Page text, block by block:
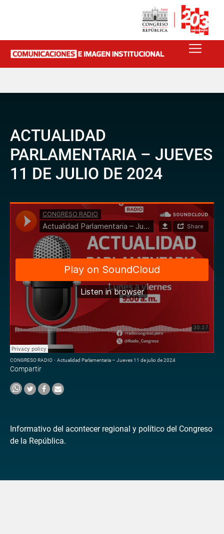
ACTUALIDAD
PARLAMENTARIA – JUEVES
11 DE JULIO DE 2024
CONGRESO RADIO · Actualidad Parlamentaria – Jueves 11 de julio de 2024
Compartir
Informativo del acontecer regional y político del Congreso
de la República.